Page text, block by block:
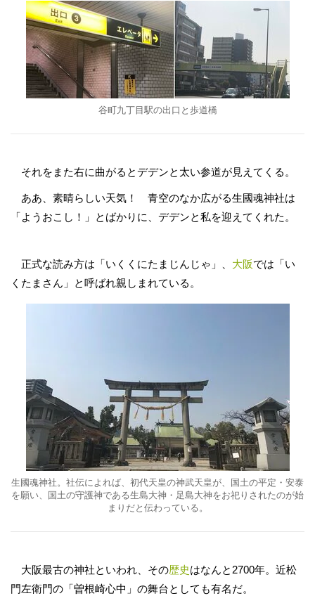
谷町九丁目駅の出口と歩道橋
それをまた右に曲がるとデデンと太い参道が見えてくる。
ああ、素晴らしい天気！ 青空のなか広がる生國魂神社は
「ようおこし！」とばかりに、デデンと私を迎えてくれた。
正式な読み方は「いくくにたまじんじゃ」、 大阪では「い
くたまさん」と呼ばれ親しまれている。
生國魂神社。 社伝によれば、初代天皇の神武天皇が、国土の平定・安泰
を願い、国土の守護神である生島大神・足島大神をお祀りされたのが始
まりだと伝わっている。
大阪最古の神社といわれ、その歴史はなんと2700年。近松
門左衛門の「曽根崎心中」の舞台としても有名だ。